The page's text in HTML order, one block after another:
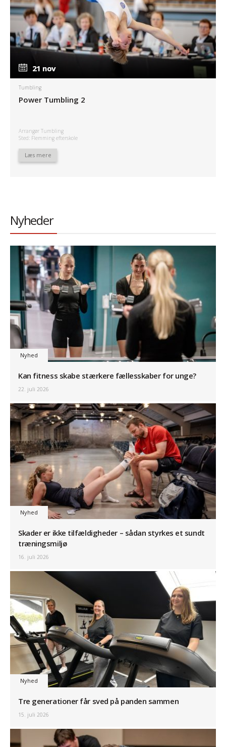
21 nov
21 nov
Tumbling
Power Tumbling 2
Arrangør Tumbling
Sted: Flemming efterskole
Læs mere
Nyheder
Nyhed
Kan fitness skabe stærkere fællesskaber for unge?
22. juli 2026
Nyhed
Skader er ikke tilfældigheder – sådan styrkes et sundt
træningsmiljø
16. juli 2026
Nyhed
Tre generationer får sved på panden sammen
15. juli 2026